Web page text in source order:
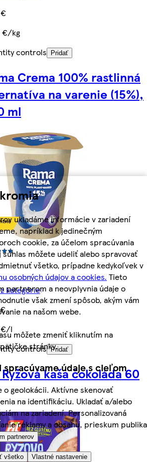
ukladáme informácie v zariadení
napríklad k jedinečným
cookie, za účelom spracúvania
súhlas môžete udeliť alebo spravovať
všetko, prípadne kedykoľvek v
osobných údajov a cookies. Tieto
partnerom a neovplyvnia údaje o
však zmení spôsob, akým vám
na našom webe.
môžete zmeniť kliknutím na
stránky.
spracúvame údaje s cieľom
o geolokácii. Aktívne skenovať
na identifikáciu. Ukladať a/alebo
na zariadení. Personalizovaná
reklamy a obsahu, prieskum publika
partnerov
všetko Vlastné nastavenie
€/kg
controls
Pridať
Crema 100% rastlinná
na varenie (15%),
ml
kategórie
€/l
controls Pridať
kaša čokoláda 60